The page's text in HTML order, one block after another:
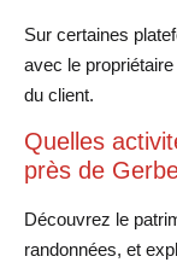
Sur certaines
avec le
du client.
Quelles
près de
Découvrez le
randonnées, et